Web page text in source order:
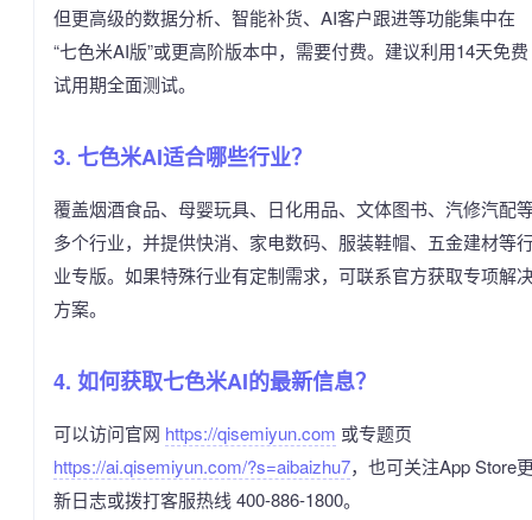
但更高级的数据分析、智能补货、AI客户跟进等功能集中在
“七色米AI版”或更高阶版本中，需要付费。建议利用14天免费
试用期全面测试。
3. 七色米AI适合哪些行业？
覆盖烟酒食品、母婴玩具、日化用品、文体图书、汽修汽配
多个行业，并提供快消、家电数码、服装鞋帽、五金建材等
业专版。如果特殊行业有定制需求，可联系官方获取专项解
方案。
4. 如何获取七色米AI的最新信息？
可以访问官网 https://qisemiyun.com 或专题页
https://ai.qisemiyun.com/?s=aibaizhu7，也可关注App Store
新日志或拨打客服热线 400-886-1800。